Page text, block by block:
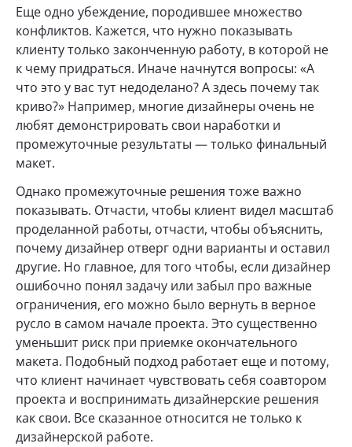
Еще одно убеждение, породившее множество
конфликтов. Кажется, что нужно показывать
клиенту только законченную работу, в которой не
к чему придраться. Иначе начнутся вопросы: «А
что это у вас тут недоделано? А здесь почему так
криво?» Например, многие дизайнеры очень не
любят демонстрировать свои наработки и
промежуточные результаты — только финальный
макет.
Однако промежуточные решения тоже важно
показывать. Отчасти, чтобы клиент видел масштаб
проделанной работы, отчасти, чтобы объяснить,
почему дизайнер отверг одни варианты и оставил
другие. Но главное, для того чтобы, если дизайнер
ошибочно понял задачу или забыл про важные
ограничения, его можно было вернуть в верное
русло в самом начале проекта. Это суще­ственно
умень­шит риск при при­емке окон­ча­тель­ного
макета. Подобный подход работает еще и потому,
что клиент начинает чувствовать себя соавтором
проекта и воспринимать дизайнерские решения
как свои. Все ска­зан­ное отно­сится не только к
дизай­нер­ской работе.